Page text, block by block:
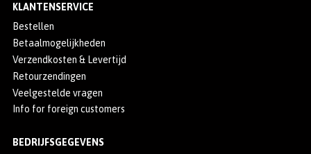
KLANTENSERVICE
Bestellen
Betaalmogelijkheden
Verzendkosten & Levertijd
Retourzendingen
Veelgestelde vragen
Info for foreign customers
BEDRIJFSGEGEVENS